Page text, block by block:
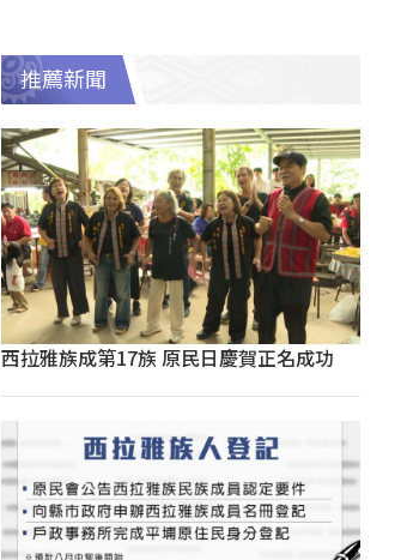
推薦新聞
西拉雅族成第17族 原民日慶賀正名成功